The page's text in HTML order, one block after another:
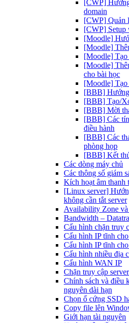
[CWP]
domain
[CWP] Quản
[CWP] Setup
[Moodle]
[Moodle]
[Moodle] Tạo
[Moodle]
cho bài học
[Moodle] Tạo
[BBB]
[BBB] Tạo/
[BBB] Mời
[BBB] Các
điều hành
[BBB] Các
phòng họp
[BBB] Kết
Các dòng máy chủ
Các thông số giám
Kích hoạt âm thanh
[Linux server]
không cần tắt server
Availability Zone
Bandwidth –
Cấu hình chặn truy
Cấu hình IP tĩnh
Cấu hình IP tĩnh
Cấu hình nhiều địa
Cấu hình WAN IP
Chặn truy cập
Chính sách và điều
nguyên dài hạn
Chọn ổ cứng SSD
Copy file lên
Giới hạn tài nguyên